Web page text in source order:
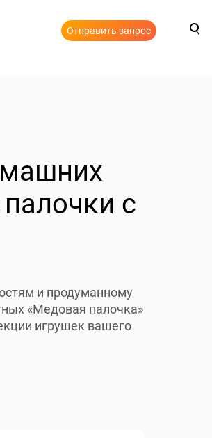
Отправить запрос
с
и продуманному
«Медовая палочка»
игрушек вашего